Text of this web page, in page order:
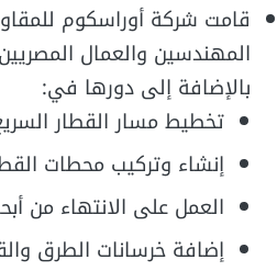
قامت شركة أوراسكوم
المهندسين والعمال
بالإضافة إلى دورها في:
تخطيط مسار القطار
إنشاء وتركيب محطات
العمل على الانتهاء من
إضافة خرسانات الطرق